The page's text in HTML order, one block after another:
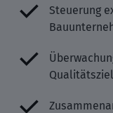
Steuerung